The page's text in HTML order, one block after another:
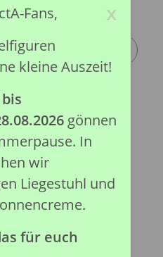
x
Fans,
kleine Auszeit!
gönnen
In
wir
Liegestuhl und
für euch